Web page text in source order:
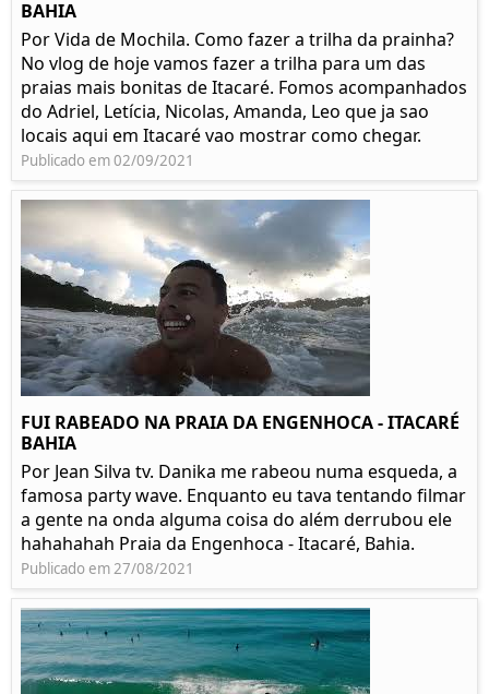
BAHIA
Por Vida de Mochila. Como fazer a trilha da prainha?
No vlog de hoje vamos fazer a trilha para um das
praias mais bonitas de Itacaré. Fomos acompanhados
do Adriel, Letícia, Nicolas, Amanda, Leo que ja sao
locais aqui em Itacaré vao mostrar como chegar.
Publicado em 02/09/2021
FUI RABEADO NA PRAIA DA ENGENHOCA - ITACARÉ
BAHIA
Por Jean Silva tv. Danika me rabeou numa esqueda, a
famosa party wave. Enquanto eu tava tentando filmar
a gente na onda alguma coisa do além derrubou ele
hahahahah Praia da Engenhoca - Itacaré, Bahia.
Publicado em 27/08/2021